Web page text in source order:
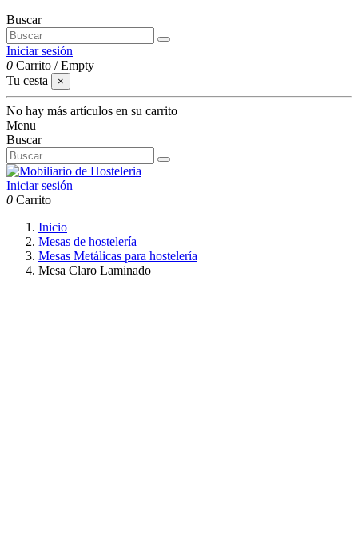
Buscar
Iniciar sesión
0 Carrito /Empty
Tu cesta
×
No hay más artículos en su carrito
Menu
Buscar
Iniciar sesión
0 Carrito
Inicio
Mesas de hostelería
Mesas Metálicas para hostelería
Mesa Claro Laminado